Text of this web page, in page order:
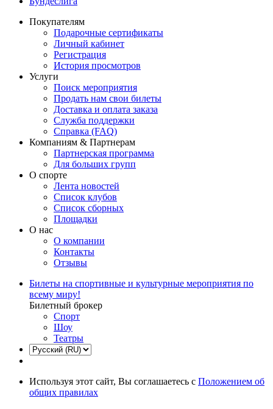
Покупателям
Подарочные сертификаты
Личный кабинет
Регистрация
История просмотров
Услуги
Поиск мероприятия
Продать нам свои билеты
Доставка и оплата заказа
Служба поддержки
Справка (FAQ)
Компаниям & Партнерам
Партнерская программа
Для больших групп
О спорте
Лента новостей
Список клубов
Список сборных
Площадки
О нас
О компании
Контакты
Отзывы
Билеты на спортивные и культурные мероприятия по
всему миру!
Билетный брокер
Спорт
Шоу
Театры
Используя этот сайт, Вы соглашаетесь с Положением об
общих правилах